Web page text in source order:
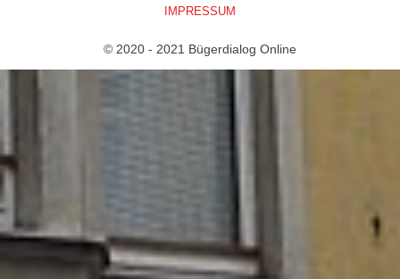
IMPRESSUM
© 2020 - 2021 Bügerdialog Online